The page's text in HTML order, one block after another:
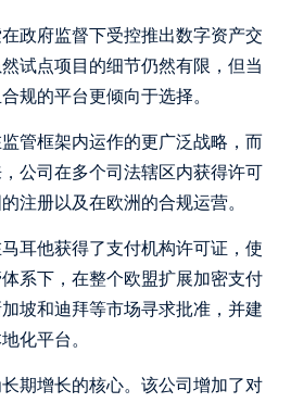
政府监督下受控推出数字资产交
试点项目的细节仍然有限，但当
规的平台更倾向于选择。
管框架内运作的更广泛战略，而
公司在多个司法辖区内获得许可
注册以及在欧洲的合规运营。
耳他获得了支付机构许可证，使
系下，在整个欧盟扩展加密支付
坡和迪拜等市场寻求批准，并建
化平台。
期增长的核心。该公司增加了对